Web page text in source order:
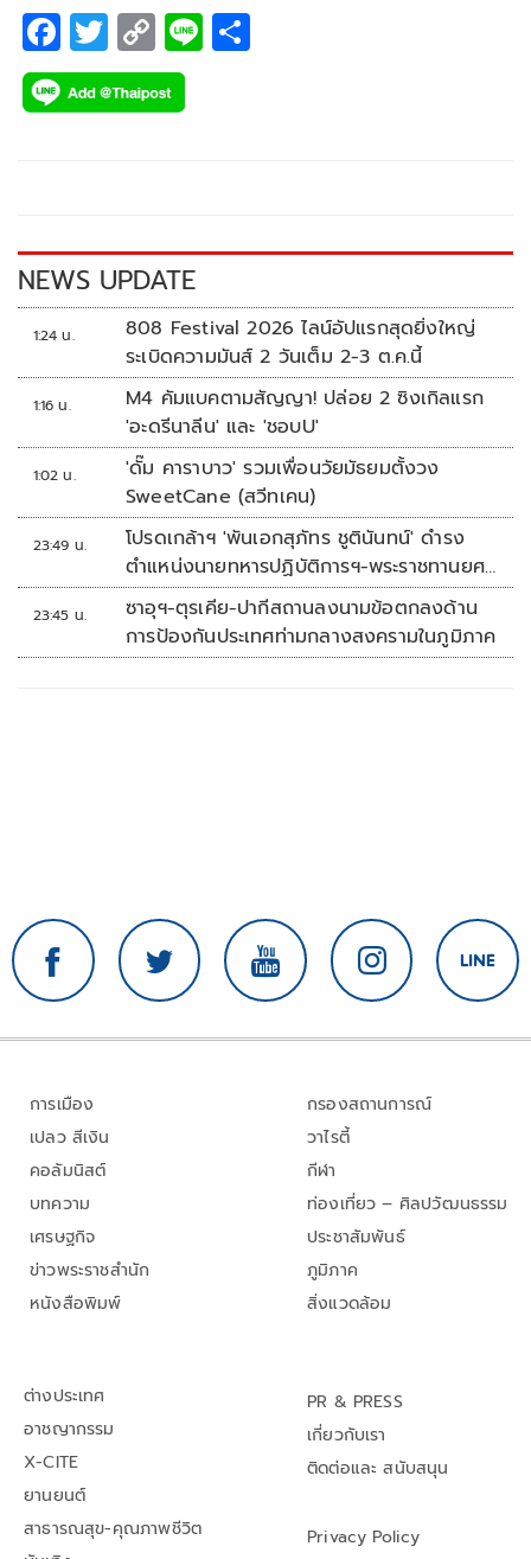
ลำพัง” ที่ปล่อยไปเมื่อช่วงวาเลนไทน์ที่ผ่านมา
F
ac
e
k
T
wi
tt
C
o
p
k
Li
NEWS UPDATE
1:24 น.
808 Festival 2026 ไลน์อัปแรกสุดยิ่งใหญ่
ระเบิดความมันส์ 2 วันเต็ม 2-3 ต.ค.นี้
1:16 น.
M4 คัมแบคตามสัญญา! ปล่อย 2 ซิงเกิลแรก
'อะดรีนาลีน' และ 'ชอบU'
1:02 น.
'ดั๊ม คาราบาว' รวมเพื่อนวัยมัธยมตั้งวง
SweetCane (สวีทเคน)
23:49 น.
โปรดเกล้าฯ 'พันเอกสุภัทร ชูตินันทน์' ดำรง
ตำแหน่งนายทหารปฏิบัติการฯ-พระราชทานยศ
'พลตรี'
23:45 น.
ซาอุฯ-ตุรเคีย-ปากีสถานลงนามข้อตกลงด้าน
การป้องกันประเทศท่ามกลางสงครามในภูมิภาค
การเมือง
เปลว สีเงิน
คอลัมนิสต์
บทความ
เศรษฐกิจ
ข่าวพระราชสำนัก
หนังสือพิมพ์
กรองสถานการณ์
วาไรตี้
กีฬา
ท่องเที่ยว – ศิลปวัฒนธรรม
ประชาสัมพันธ์
ภูมิภาค
สิ่งแวดล้อม
ต่างประเทศ
อาชญากรรม
X-CITE
ยานยนต์
สาธารณสุข-คุณภาพชีวิต
PR & PRESS
เกี่ยวกับเรา
ติดต่อและ สนับสนุน
Privacy Policy